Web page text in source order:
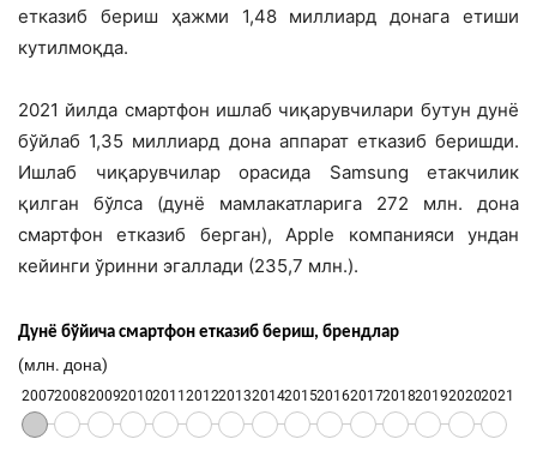
етказиб бериш ҳажми 1,48 миллиард донага етиши
кутилмоқда.
2021 йилда смартфон ишлаб чиқарувчилари бутун дунё
бўйлаб 1,35 миллиард дона аппарат етказиб беришди.
Ишлаб чиқарувчилар орасида Samsung етакчилик
қилган бўлса (дунё мамлакатларига 272 млн. дона
смартфон етказиб берган), Apple компанияси ундан
кейинги ўринни эгаллади (235,7 млн.).